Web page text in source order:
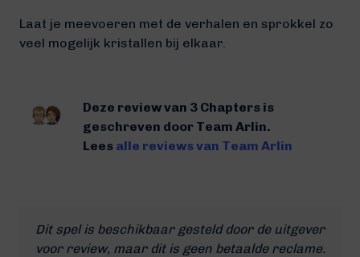
Laat je meevoeren met de verhalen en sprokkel zo
veel mogelijk kristallen bij elkaar.
Deze review van 3 Chapters is
geschreven door Team Arlin.
Lees alle reviews van Team Arlin
Dit spel is beschikbaar gesteld door de uitgever
voor review, maar dit is geen betaalde reclame.